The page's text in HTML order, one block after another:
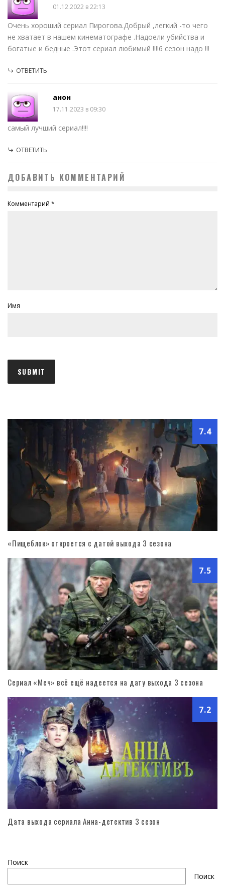
01.12.2022 в 22:13
Очень хороший сериал Пирогова.Добрый ,легкий -то чего
не хватает в нашем кинематографе .Надоели убийства и
богатые и бедные .Этот сериал любимый !!!!6 сезон надо !!!
ОТВЕТИТЬ
анон
17.11.2023 в 09:30
самый лучший сериал!!!!
ОТВЕТИТЬ
ДОБАВИТЬ КОММЕНТАРИЙ
Комментарий *
Имя
7.4
«Пищеблок» откроется с датой выхода 3 сезона
7.5
Сериал «Меч» всё ещё надеется на дату выхода 3 сезона
7.2
Дата выхода сериала Анна-детектив 3 сезон
Поиск
Поиск